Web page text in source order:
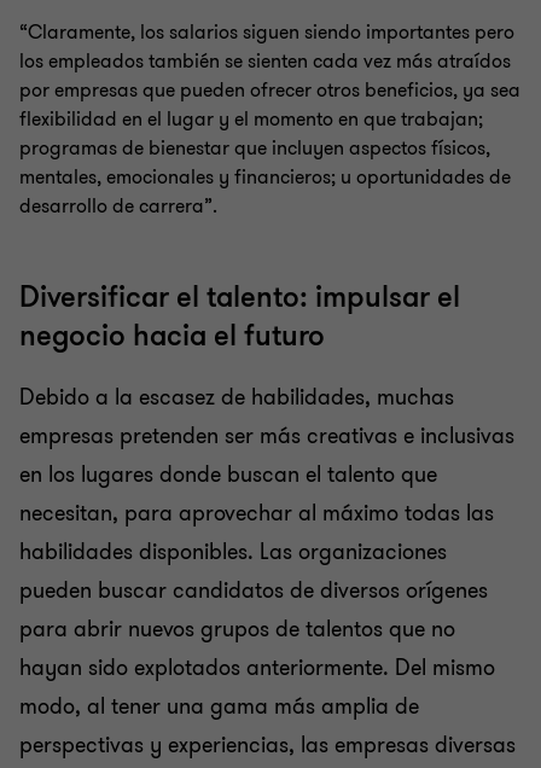
“Claramente, los salarios siguen siendo importantes pero
los empleados también se sienten cada vez más atraídos
por empresas que pueden ofrecer otros beneficios, ya sea
flexibilidad en el lugar y el momento en que trabajan;
programas de bienestar que incluyen aspectos físicos,
mentales, emocionales y financieros; u oportunidades de
desarrollo de carrera”.
Diversificar el talento: impulsar el
negocio hacia el futuro
Debido a la escasez de habilidades, muchas
empresas pretenden ser más creativas e inclusivas
en los lugares donde buscan el talento que
necesitan, para aprovechar al máximo todas las
habilidades disponibles. Las organizaciones
pueden buscar candidatos de diversos orígenes
para abrir nuevos grupos de talentos que no
hayan sido explotados anteriormente. Del mismo
modo, al tener una gama más amplia de
perspectivas y experiencias, las empresas diversas